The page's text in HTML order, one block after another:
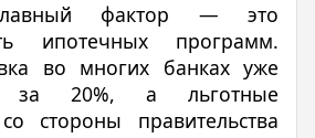
фактор — это
ипотечных программ.
во многих банках уже
за 20%, а льготные
стороны правительства